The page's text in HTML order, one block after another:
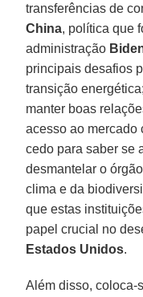
transferências de
China, política que
administração
principais desafios
transição energética;
manter boas
acesso ao mercado
cedo para saber se
desmantelar o
clima e da
que estas
papel crucial no
Estados Unidos.
Além disso, coloca-